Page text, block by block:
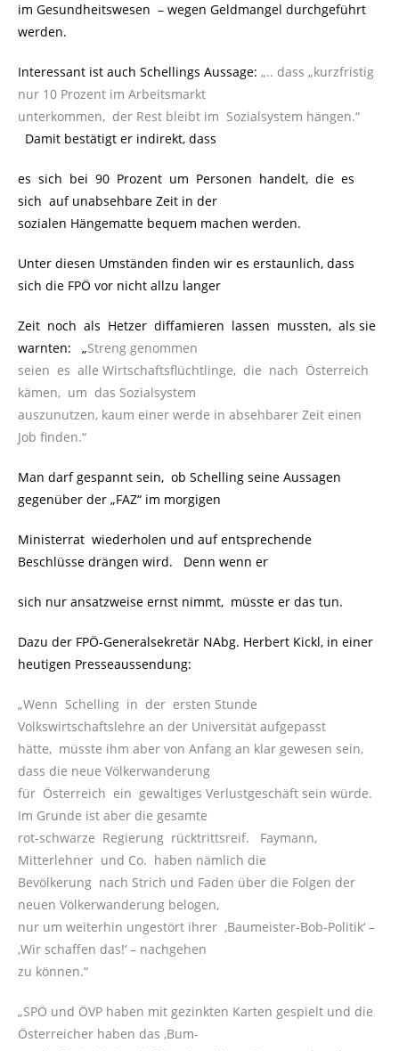
im Gesundheitswesen – wegen Geldmangel durchgeführt
werden.
Interessant ist auch Schellings Aussage: „.. dass „kurzfristig
nur 10 Prozent im Arbeitsmarkt
unterkommen, der Rest bleibt im Sozialsystem hängen.“
Damit bestätigt er indirekt, dass
es sich bei 90 Prozent um Personen handelt, die es
sich auf unabsehbare Zeit in der
sozialen Hängematte bequem machen werden.
Unter diesen Umständen finden wir es erstaunlich, dass
sich die FPÖ vor nicht allzu langer
Zeit noch als Hetzer diffamieren lassen mussten, als sie
warnten:
„Streng genommen
seien es alle Wirtschaftsflüchtlinge, die nach Österreich
kämen, um das Sozialsystem
auszunutzen, kaum einer werde in absehbarer Zeit einen
Job finden.“
Man darf gespannt sein, ob Schelling seine Aussagen
gegenüber der „FAZ“ im morgigen
Ministerrat wiederholen und auf entsprechende
Beschlüsse drängen wird. Denn wenn er
sich nur ansatzweise ernst nimmt, müsste er das tun.
Dazu der FPÖ-Generalsekretär NAbg. Herbert Kickl, in einer
heutigen Presseaussendung:
„Wenn Schelling in der ersten Stunde
Volkswirtschaftslehre an der Universität aufgepasst
hätte, müsste ihm aber von Anfang an klar gewesen sein,
dass die neue Völkerwanderung
für Österreich ein gewaltiges Verlustgeschäft sein würde.
Im Grunde ist aber die gesamte
rot-schwarze Regierung rücktrittsreif. Faymann,
Mitterlehner und Co. haben nämlich die
Bevölkerung nach Strich und Faden über die Folgen der
neuen Völkerwanderung belogen,
nur um weiterhin ungestört ihrer ‚Baumeister-Bob-Politik‘ –
‚Wir schaffen das!‘ – nachgehen
zu können.“
„SPÖ und ÖVP haben mit gezinkten Karten gespielt und die
Österreicher haben das ‚Bum-